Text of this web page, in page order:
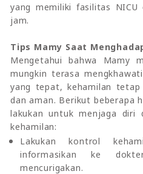
yang memiliki fasilitas NICU
jam.
Tips Mamy Saat
Mengetahui bahwa Mamy
mungkin terasa
yang tepat, kehamilan
dan aman. Berikut beberapa
lakukan untuk menjaga diri
kehamilan:
Lakukan kontrol
informasikan ke
mencurigakan.